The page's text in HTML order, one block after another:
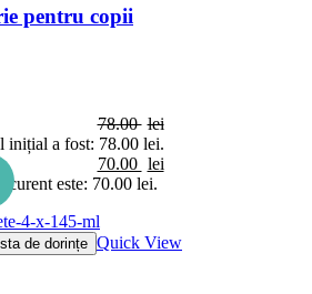
pentru copii
78.00 lei
inițial a fost: 78.00 lei.
70.00 lei
curent este: 70.00 lei.
de dorințe Quick View